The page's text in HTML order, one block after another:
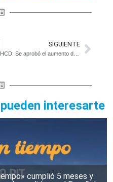
SIGUIENTE
HCD: Se aprobó el aumento de tasas en un 25% de promedio
interesarte
cumplió 5 meses y